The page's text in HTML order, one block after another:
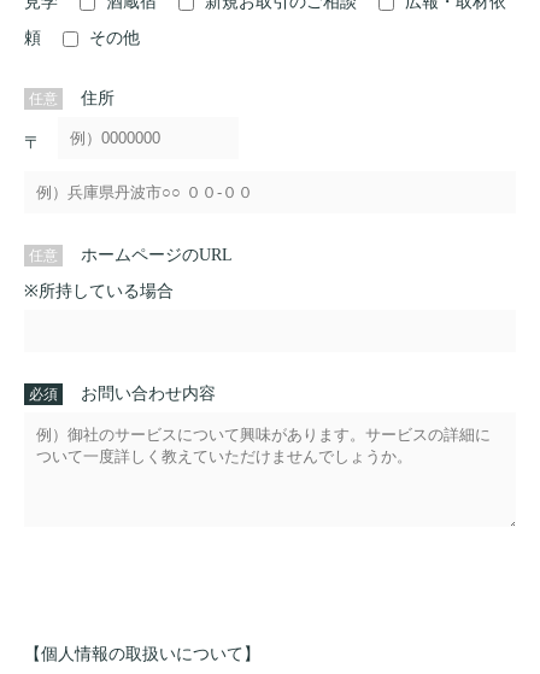
頼
その他
住所
〒
ホームページのURL
※所持している場合
お問い合わせ内容
【個人情報の取扱いについて】